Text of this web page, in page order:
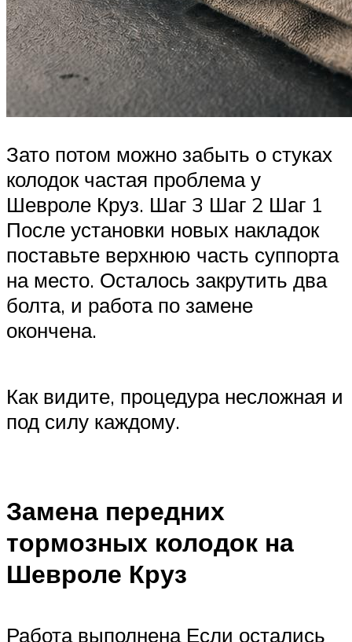
Зато потом можно забыть о стуках
колодок частая проблема у
Шевроле Круз. Шаг 3 Шаг 2 Шаг 1
После установки новых накладок
поставьте верхнюю часть суппорта
на место. Осталось закрутить два
болта, и работа по замене
окончена.
Как видите, процедура несложная и
под силу каждому.
Замена передних
тормозных колодок на
Шевроле Круз
Работа выполнена Если остались